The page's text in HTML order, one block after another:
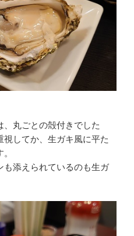
、丸ごとの殻付きでした
してか、生ガキ風に平た
も添えられているのも生ガ